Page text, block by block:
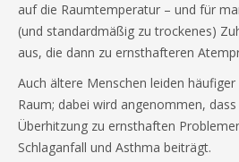
auf die Raumtemperatur – und für
(und standardmäßig zu trockenes)
aus, die dann zu ernsthafteren
Auch ältere Menschen leiden
Raum; dabei wird angenommen,
Überhitzung zu ernsthaften
Schlaganfall und Asthma beiträgt.